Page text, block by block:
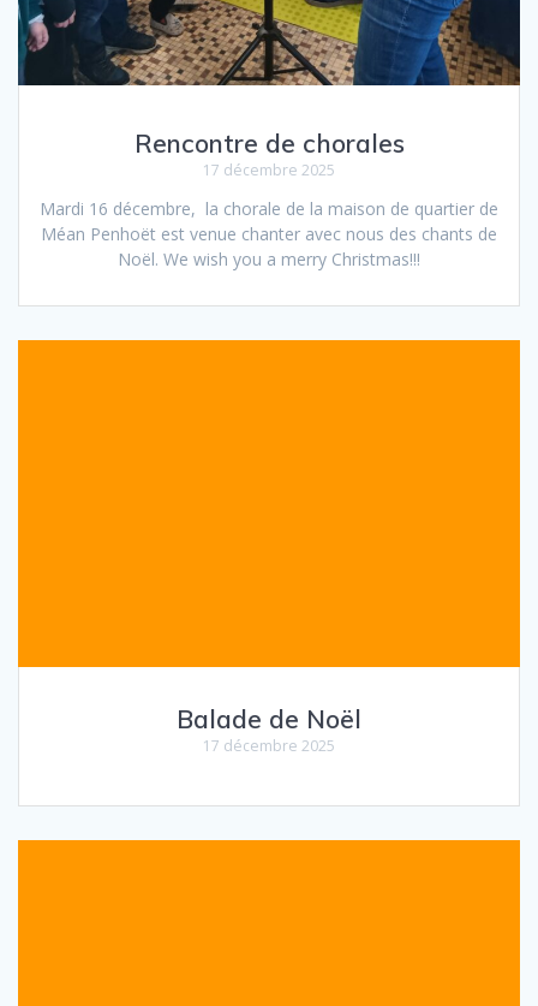
Rencontre de chorales
17 décembre 2025
Mardi 16 décembre, la chorale de la maison de quartier de
Méan Penhoët est venue chanter avec nous des chants de
Noël. We wish you a merry Christmas!!!
Balade de Noël
17 décembre 2025